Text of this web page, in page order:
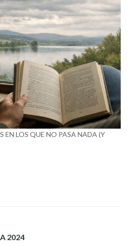
EN LOS QUE NO PASA NADA (Y
2024